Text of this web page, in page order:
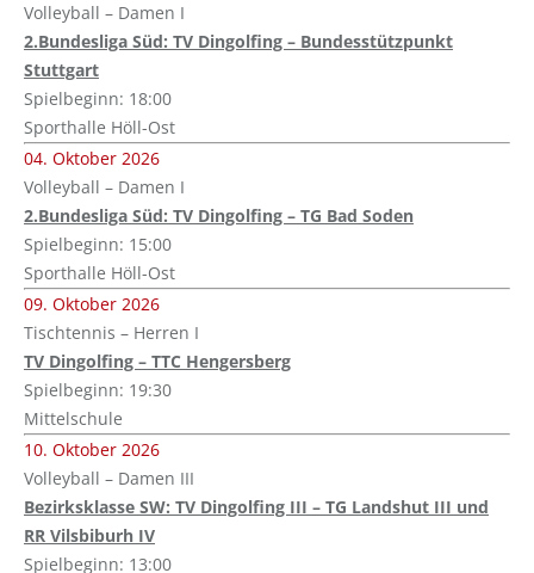
Volleyball – Damen I
2.Bundesliga Süd: TV Dingolfing – Bundesstützpunkt
Stuttgart
Spielbeginn: 18:00
Sporthalle Höll-Ost
04. Oktober 2026
Volleyball – Damen I
2.Bundesliga Süd: TV Dingolfing – TG Bad Soden
Spielbeginn: 15:00
Sporthalle Höll-Ost
09. Oktober 2026
Tischtennis – Herren I
TV Dingolfing – TTC Hengersberg
Spielbeginn: 19:30
Mittelschule
10. Oktober 2026
Volleyball – Damen III
Bezirksklasse SW: TV Dingolfing III – TG Landshut III und
RR Vilsbiburh IV
Spielbeginn: 13:00